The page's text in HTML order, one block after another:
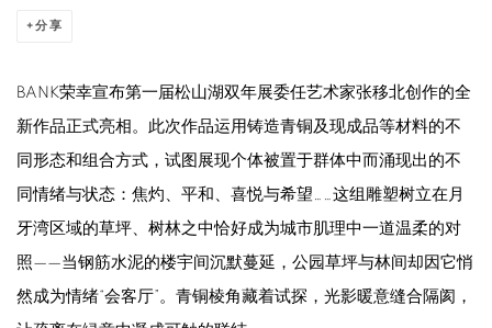
分享
BANK荣幸宣布第一届松山湖双年展委任艺术家张移北创作的全
新作品正式亮相。 此次作品运用铸造青铜及现成品等材料的不
同形态和组合方式，试图展现个体被置于群体中而涌现出的不
同情绪与状态：焦灼、平和、喜悦与希望……这组雕塑树立在月
牙湾区域的草坪、树林之中恰好成为城市肌理中一道温柔的对
照——当钢筋水泥的楼宇间沉默蔓延，公园草坪与林间却因它悄
然成为情绪“会客厅”。青铜棱角藏着试探，光影暖意缝合隔阂，